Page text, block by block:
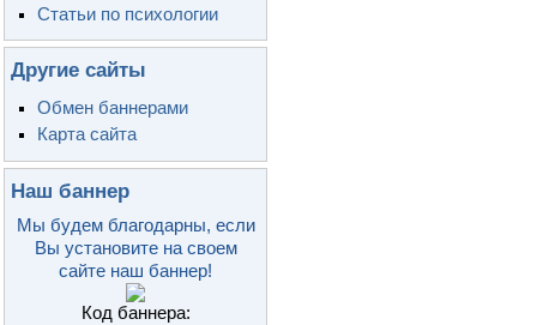
Статьи по психологии
Другие сайты
Обмен баннерами
Карта сайта
Наш баннер
Мы будем благодарны, если
Вы установите на своем
сайте наш баннер!
Код баннера: